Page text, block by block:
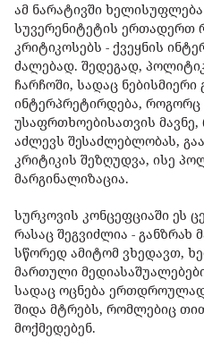
ამ ნარატივში
სუვერენიტეტის
კრიტიკოსებს - ქვეყნის
ძალებად. შედეგად,
ჩარჩოში, სადაც ნებისმიერი
ინტერპრეტირდება,
უსაფრთხოებისათვის
აძლევს შესაძლებლობას,
კრიტიკის შეზღუდვა, ისე
მარგინალიზაცია.
სურკოვის კონცეფციაში ეს
რასაც შეგვიძლია -
სწორედ ამიტომ ვხედავთ,
მართული
სადაც ოცნება
შიდა მტრებს, რომლებიც
მოქმედებენ.